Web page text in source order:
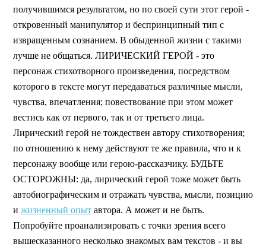
получившимся результатом, но по своей сути этот герой -
откровенный манипулятор и беспринципный тип с
извращенным сознанием. В обыденной жизни с такими
лучше не общаться. ЛИРИЧЕСКИЙ ГЕРОЙ - это
персонаж стихотворного произведения, посредством
которого в тексте могут передаваться различные мысли,
чувства, впечатления; повествование при этом может
вестись как от первого, так и от третьего лица.
Лирический герой не тождествен автору стихотворения;
по отношению к нему действуют те же правила, что и к
персонажу вообще или герою-рассказчику. БУДЬТЕ
ОСТОРОЖНЫ: да, лирический герой тоже может быть
автобиографическим и отражать чувства, мысли, позицию
и жизненный опыт автора. А может и не быть.
Попробуйте проанализировать с точки зрения всего
вышесказанного несколько знакомых вам текстов - и вы